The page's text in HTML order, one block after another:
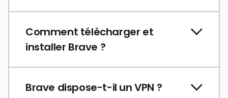
Comment télécharger et
installer Brave ?
Brave dispose-t-il un VPN ?